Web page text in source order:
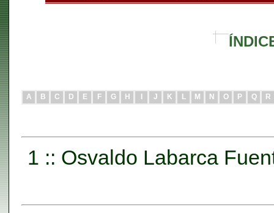
A B C D E F G H J K L M N O P Q R
1 :: Osvaldo Labarca